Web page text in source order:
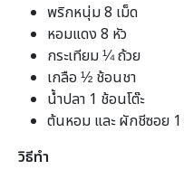
พริกหนุ่ม 8 เม็ด
หอมแดง 8 หัว
กระเทียม ¼ ถ้วย
เกลือ ½ ช้อนชา
น้ำปลา 1 ช้อนโต๊ะ
ต้นหอม และ ผักชีซอย 1
วิธีทำ